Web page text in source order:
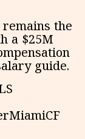
the
a $25M
guide.